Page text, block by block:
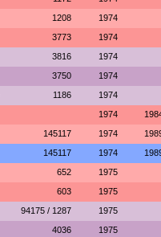
1208 1974
3773 1974
3816 1974
3750 1974
1186 1974
1974
145117 1974
145117 1974
652 1975
603 1975
94175 / 1287 1975
4036 1975